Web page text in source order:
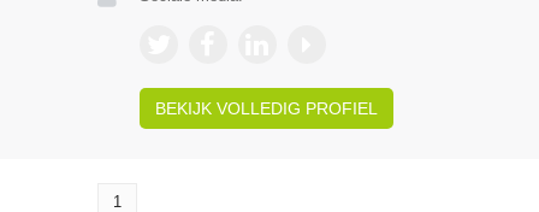
BEKIJK VOLLEDIG PROFIEL
1